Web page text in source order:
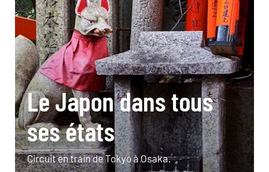
Le Japon dans tous
ses états
Circuit en train de Tokyo à Osaka.